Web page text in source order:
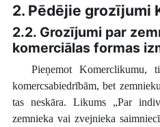
2. Pēdējie grozījumi
2.2. Grozījumi par
komerciālas formas
Pieņemot Komerclikumu,
komercsabiedrībām, bet
tas neskāra. Likums „Par
zemnieka vai zvejnieka